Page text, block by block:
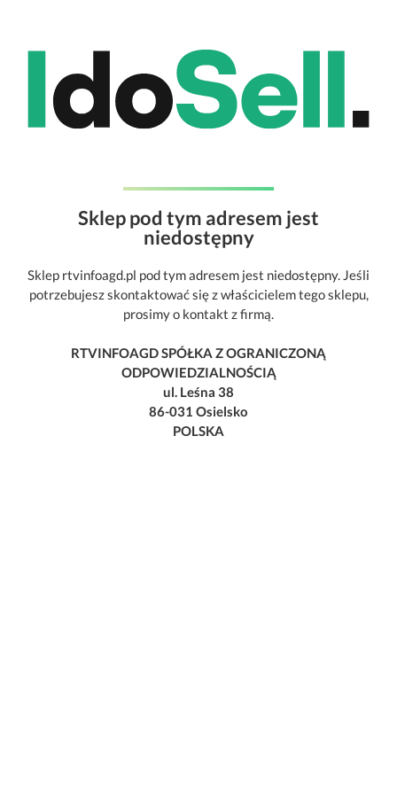
Sklep pod tym adresem jest
niedostępny
Sklep rtvinfoagd.pl pod tym adresem jest niedostępny. Jeśli
potrzebujesz skontaktować się z właścicielem tego sklepu,
prosimy o kontakt z firmą.
RTVINFOAGD SPÓŁKA Z OGRANICZONĄ
ODPOWIEDZIALNOŚCIĄ
ul. Leśna 38
86-031 Osielsko
POLSKA